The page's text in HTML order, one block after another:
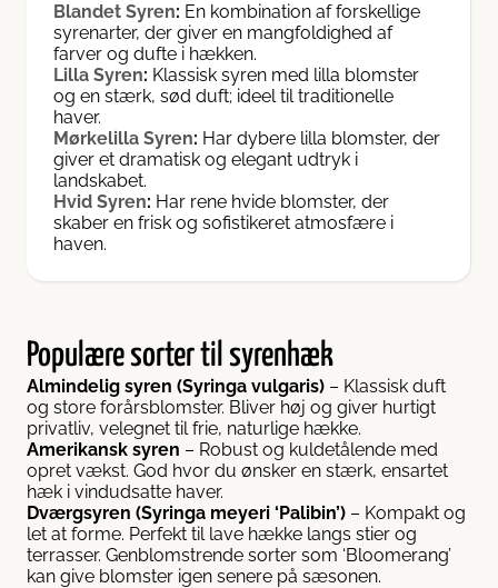
Blandet Syren: En kombination af forskellige
syrenarter, der giver en mangfoldighed af
farver og dufte i hækken.
Lilla Syren: Klassisk syren med lilla blomster
og en stærk, sød duft; ideel til traditionelle
haver.
Mørkelilla Syren: Har dybere lilla blomster, der
giver et dramatisk og elegant udtryk i
landskabet.
Hvid Syren: Har rene hvide blomster, der
skaber en frisk og sofistikeret atmosfære i
haven.
Populære sorter til syrenhæk
Almindelig syren (Syringa vulgaris) – Klassisk duft
og store forårsblomster. Bliver høj og giver hurtigt
privatliv, velegnet til frie, naturlige hække.
Amerikansk syren – Robust og kuldetålende med
opret vækst. God hvor du ønsker en stærk, ensartet
hæk i vindudsatte haver.
Dværgsyren (Syringa meyeri ‘Palibin’) – Kompakt og
let at forme. Perfekt til lave hække langs stier og
terrasser. Genblomstrende sorter som ‘Bloomerang’
kan give blomster igen senere på sæsonen.